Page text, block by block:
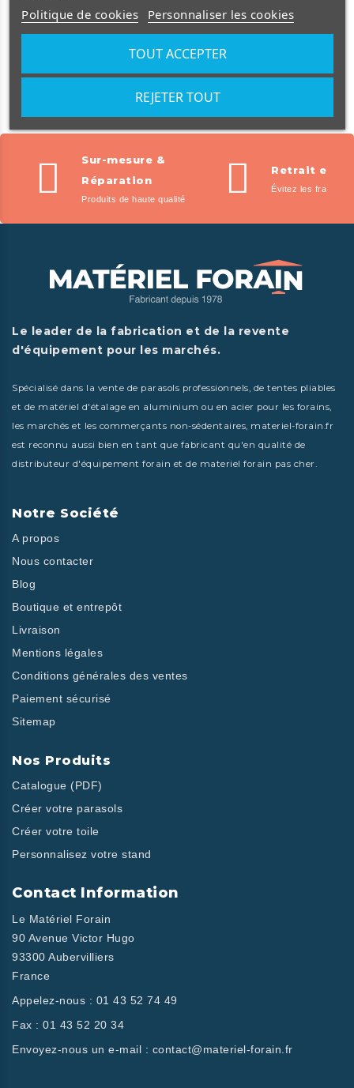
Penderies
Sur-mesure &
Réparation
Produits de haute qualité
Retrait en
Évitez les frais de
Le leader de la fabrication et de la revente
d'équipement pour les marchés.
Spécialisé dans la vente de parasols professionnels, de tentes pliables
et de matériel d'étalage en aluminium ou en acier pour les forains,
les marchés et les commerçants non-sédentaires, materiel-forain.fr
est reconnu aussi bien en tant que fabricant qu'en qualité de
distributeur d'équipement forain et de materiel forain pas cher.
Notre Société
A propos
Nous contacter
Blog
Boutique et entrepôt
Livraison
Mentions légales
Conditions générales des ventes
Paiement sécurisé
Sitemap
Nos Produits
Catalogue (PDF)
Créer votre parasols
Créer votre toile
Personnalisez votre stand
Contact Information
Le Matériel Forain
90 Avenue Victor Hugo
93300 Aubervilliers
France
Appelez-nous : 01 43 52 74 49
Fax : 01 43 52 20 34
Envoyez-nous un e-mail : contact@materiel-forain.fr
Politique de cookies Personnaliser les cookies
REJETER TOUT
TOUT ACCEPTER